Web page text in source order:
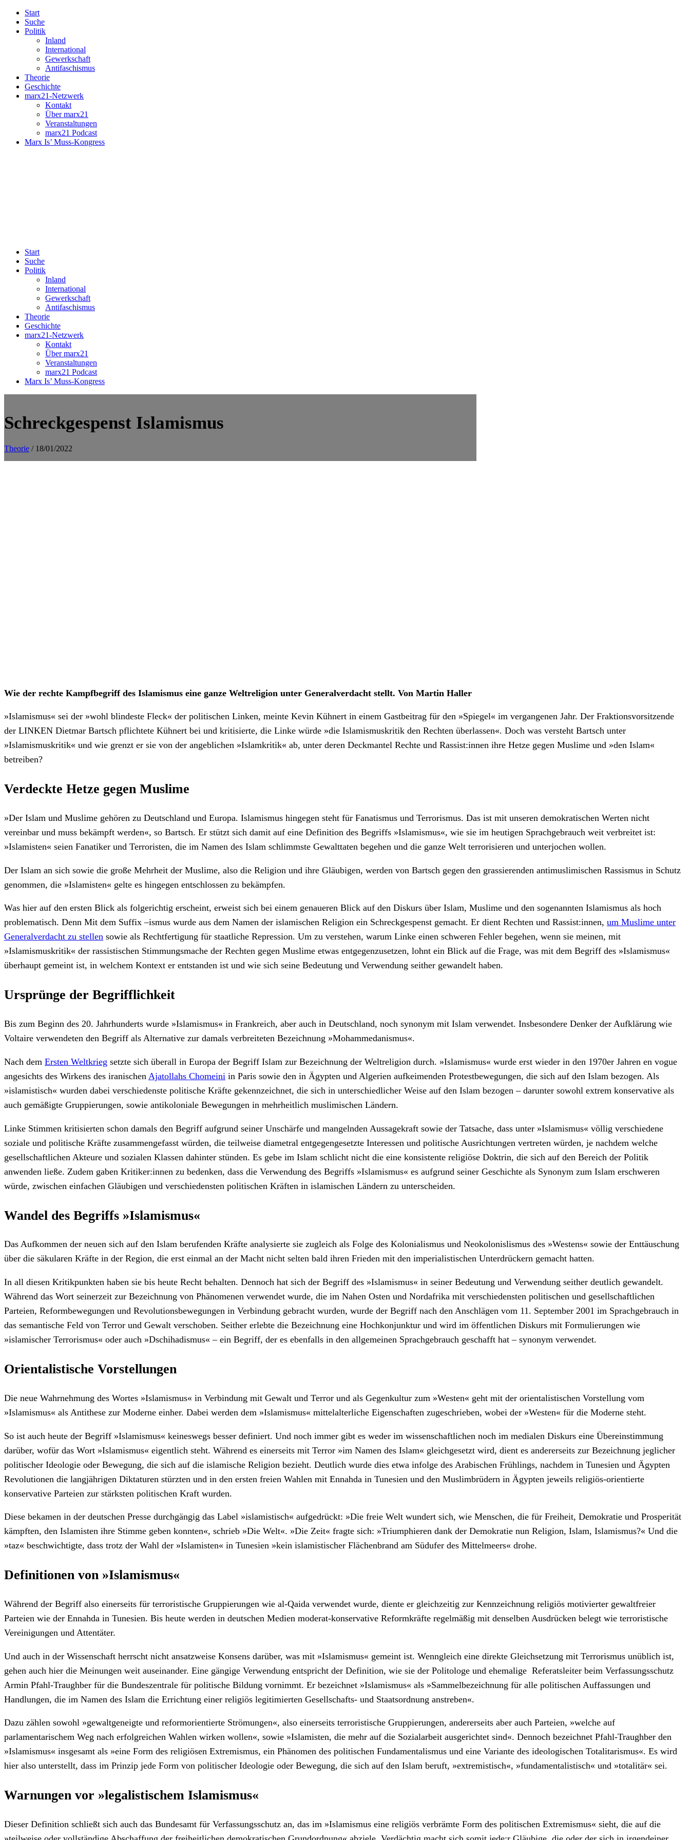
Start
Suche
Politik
Inland
International
Gewerkschaft
Antifaschismus
Theorie
Geschichte
marx21-Netzwerk
Kontakt
Über marx21
Veranstaltungen
marx21 Podcast
Marx Is’ Muss-Kongress
Start
Suche
Politik
Inland
International
Gewerkschaft
Antifaschismus
Theorie
Geschichte
marx21-Netzwerk
Kontakt
Über marx21
Veranstaltungen
marx21 Podcast
Marx Is’ Muss-Kongress
Schreckgespenst Islamismus
Theorie / 18/01/2022
Wie der rechte Kampfbegriff des Islamismus eine ganze Weltreligion unter Generalverdacht stellt. Von Martin Haller
»Islamismus« sei der »wohl blindeste Fleck« der politischen Linken, meinte Kevin Kühnert in einem Gastbeitrag für den »Spiegel« im vergangenen Jahr. Der Fraktionsvorsitzende
der LINKEN Dietmar Bartsch pflichtete Kühnert bei und kritisierte, die Linke würde »die Islamismuskritik den Rechten überlassen«. Doch was versteht Bartsch unter
»Islamismuskritik« und wie grenzt er sie von der angeblichen »Islamkritik« ab, unter deren Deckmantel Rechte und Rassist:innen ihre Hetze gegen Muslime und »den Islam«
betreiben?
Verdeckte Hetze gegen Muslime
»Der Islam und Muslime gehören zu Deutschland und Europa. Islamismus hingegen steht für Fanatismus und Terrorismus. Das ist mit unseren demokratischen Werten nicht
vereinbar und muss bekämpft werden«, so Bartsch. Er stützt sich damit auf eine Definition des Begriffs »Islamismus«, wie sie im heutigen Sprachgebrauch weit verbreitet ist:
»Islamisten« seien Fanatiker und Terroristen, die im Namen des Islam schlimmste Gewalttaten begehen und die ganze Welt terrorisieren und unterjochen wollen.
Der Islam an sich sowie die große Mehrheit der Muslime, also die Religion und ihre Gläubigen, werden von Bartsch gegen den grassierenden antimuslimischen Rassismus in Schutz
genommen, die »Islamisten« gelte es hingegen entschlossen zu bekämpfen.
Was hier auf den ersten Blick als folgerichtig erscheint, erweist sich bei einem genaueren Blick auf den Diskurs über Islam, Muslime und den sogenannten Islamismus als hoch
problematisch. Denn Mit dem Suffix –ismus wurde aus dem Namen der islamischen Religion ein Schreckgespenst gemacht. Er dient Rechten und Rassist:innen, um Muslime unter
Generalverdacht zu stellen sowie als Rechtfertigung für staatliche Repression. Um zu verstehen, warum Linke einen schweren Fehler begehen, wenn sie meinen, mit
»Islamismuskritik« der rassistischen Stimmungsmache der Rechten gegen Muslime etwas entgegenzusetzen, lohnt ein Blick auf die Frage, was mit dem Begriff des »Islamismus«
überhaupt gemeint ist, in welchem Kontext er entstanden ist und wie sich seine Bedeutung und Verwendung seither gewandelt haben.
Ursprünge der Begrifflichkeit
Bis zum Beginn des 20. Jahrhunderts wurde »Islamismus« in Frankreich, aber auch in Deutschland, noch synonym mit Islam verwendet. Insbesondere Denker der Aufklärung wie
Voltaire verwendeten den Begriff als Alternative zur damals verbreiteten Bezeichnung »Mohammedanismus«.
Nach dem Ersten Weltkrieg setzte sich überall in Europa der Begriff Islam zur Bezeichnung der Weltreligion durch. »Islamismus« wurde erst wieder in den 1970er Jahren en vogue
angesichts des Wirkens des iranischen Ajatollahs Chomeini in Paris sowie den in Ägypten und Algerien aufkeimenden Protestbewegungen, die sich auf den Islam bezogen. Als
»islamistisch« wurden dabei verschiedenste politische Kräfte gekennzeichnet, die sich in unterschiedlicher Weise auf den Islam bezogen – darunter sowohl extrem konservative als
auch gemäßigte Gruppierungen, sowie antikoloniale Bewegungen in mehrheitlich muslimischen Ländern.
Linke Stimmen kritisierten schon damals den Begriff aufgrund seiner Unschärfe und mangelnden Aussagekraft sowie der Tatsache, dass unter »Islamismus« völlig verschiedene
soziale und politische Kräfte zusammengefasst würden, die teilweise diametral entgegengesetzte Interessen und politische Ausrichtungen vertreten würden, je nachdem welche
gesellschaftlichen Akteure und sozialen Klassen dahinter stünden. Es gebe im Islam schlicht nicht die eine konsistente religiöse Doktrin, die sich auf den Bereich der Politik
anwenden ließe. Zudem gaben Kritiker:innen zu bedenken, dass die Verwendung des Begriffs »Islamismus« es aufgrund seiner Geschichte als Synonym zum Islam erschweren
würde, zwischen einfachen Gläubigen und verschiedensten politischen Kräften in islamischen Ländern zu unterscheiden.
Wandel des Begriffs »Islamismus«
Das Aufkommen der neuen sich auf den Islam berufenden Kräfte analysierte sie zugleich als Folge des Kolonialismus und Neokolonislismus des »Westens« sowie der Enttäuschung
über die säkularen Kräfte in der Region, die erst einmal an der Macht nicht selten bald ihren Frieden mit den imperialistischen Unterdrückern gemacht hatten.
In all diesen Kritikpunkten haben sie bis heute Recht behalten. Dennoch hat sich der Begriff des »Islamismus« in seiner Bedeutung und Verwendung seither deutlich gewandelt.
Während das Wort seinerzeit zur Bezeichnung von Phänomenen verwendet wurde, die im Nahen Osten und Nordafrika mit verschiedensten politischen und gesellschaftlichen
Parteien, Reformbewegungen und Revolutionsbewegungen in Verbindung gebracht wurden, wurde der Begriff nach den Anschlägen vom 11. September 2001 im Sprachgebrauch in
das semantische Feld von Terror und Gewalt verschoben. Seither erlebte die Bezeichnung eine Hochkonjunktur und wird im öffentlichen Diskurs mit Formulierungen wie
»islamischer Terrorismus« oder auch »Dschihadismus« – ein Begriff, der es ebenfalls in den allgemeinen Sprachgebrauch geschafft hat – synonym verwendet.
Orientalistische Vorstellungen
Die neue Wahrnehmung des Wortes »Islamismus« in Verbindung mit Gewalt und Terror und als Gegenkultur zum »Westen« geht mit der orientalistischen Vorstellung vom
»Islamismus« als Antithese zur Moderne einher. Dabei werden dem »Islamismus« mittelalterliche Eigenschaften zugeschrieben, wobei der »Westen« für die Moderne steht.
So ist auch heute der Begriff »Islamismus« keineswegs besser definiert. Und noch immer gibt es weder im wissenschaftlichen noch im medialen Diskurs eine Übereinstimmung
darüber, wofür das Wort »Islamismus« eigentlich steht. Während es einerseits mit Terror »im Namen des Islam« gleichgesetzt wird, dient es andererseits zur Bezeichnung jeglicher
politischer Ideologie oder Bewegung, die sich auf die islamische Religion bezieht. Deutlich wurde dies etwa infolge des Arabischen Frühlings, nachdem in Tunesien und Ägypten
Revolutionen die langjährigen Diktaturen stürzten und in den ersten freien Wahlen mit Ennahda in Tunesien und den Muslimbrüdern in Ägypten jeweils religiös-orientierte
konservative Parteien zur stärksten politischen Kraft wurden.
Diese bekamen in der deutschen Presse durchgängig das Label »islamistisch« aufgedrückt: »Die freie Welt wundert sich, wie Menschen, die für Freiheit, Demokratie und Prosperität
kämpften, den Islamisten ihre Stimme geben konnten«, schrieb »Die Welt«. »Die Zeit« fragte sich: »Triumphieren dank der Demokratie nun Religion, Islam, Islamismus?« Und die
»taz« beschwichtigte, dass trotz der Wahl der »Islamisten« in Tunesien »kein islamistischer Flächenbrand am Südufer des Mittelmeers« drohe.
Definitionen von »Islamismus«
Während der Begriff also einerseits für terroristische Gruppierungen wie al-Qaida verwendet wurde, diente er gleichzeitig zur Kennzeichnung religiös motivierter gewaltfreier
Parteien wie der Ennahda in Tunesien. Bis heute werden in deutschen Medien moderat-konservative Reformkräfte regelmäßig mit denselben Ausdrücken belegt wie terroristische
Vereinigungen und Attentäter.
Und auch in der Wissenschaft herrscht nicht ansatzweise Konsens darüber, was mit »Islamismus« gemeint ist. Wenngleich eine direkte Gleichsetzung mit Terrorismus unüblich ist,
gehen auch hier die Meinungen weit auseinander. Eine gängige Verwendung entspricht der Definition, wie sie der Politologe und ehemalige Referatsleiter beim Verfassungsschutz
Armin Pfahl-Traughber für die Bundeszentrale für politische Bildung vornimmt. Er bezeichnet »Islamismus« als »Sammelbezeichnung für alle politischen Auffassungen und
Handlungen, die im Namen des Islam die Errichtung einer religiös legitimierten Gesellschafts- und Staatsordnung anstreben«.
Dazu zählen sowohl »gewaltgeneigte und reformorientierte Strömungen«, also einerseits terroristische Gruppierungen, andererseits aber auch Parteien, »welche auf
parlamentarischem Weg nach erfolgreichen Wahlen wirken wollen«, sowie »Islamisten, die mehr auf die Sozialarbeit ausgerichtet sind«. Dennoch bezeichnet Pfahl-Traughber den
»Islamismus« insgesamt als »eine Form des religiösen Extremismus, ein Phänomen des politischen Fundamentalismus und eine Variante des ideologischen Totalitarismus«. Es wird
hier also unterstellt, dass im Prinzip jede Form von politischer Ideologie oder Bewegung, die sich auf den Islam beruft, »extremistisch«, »fundamentalistisch« und »totalitär« sei.
Warnungen vor »legalistischem Islamismus«
Dieser Definition schließt sich auch das Bundesamt für Verfassungsschutz an, das im »Islamismus eine religiös verbrämte Form des politischen Extremismus« sieht, die auf die